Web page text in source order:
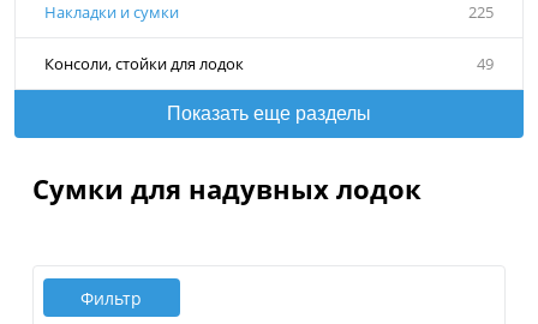
Накладки и сумки 225
Консоли, стойки для лодок 49
Показать еще разделы
Сумки для надувных лодок
Фильтр